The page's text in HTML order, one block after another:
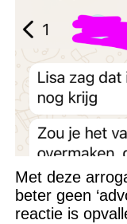
Met deze
beter geen
reactie is